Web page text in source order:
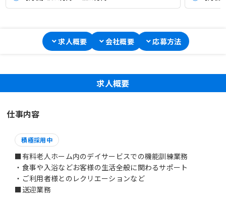
求人概要 会社概要 応募方法
求人概要
仕事内容
積極採用中
■有料老人ホーム内のデイサービスでの機能訓練業務
・食事や入浴などお客様の生活全般に関わるサポート
・ご利用者様とのレクリエーションなど
■送迎業務